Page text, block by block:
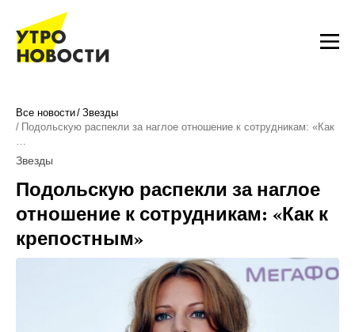
Все новости Звезды
Подольскую распекли за наглое отношение к сотрудникам: «Как
…
Звезды
Подольскую распекли за наглое
отношение к сотрудникам: «Как к
крепостным»